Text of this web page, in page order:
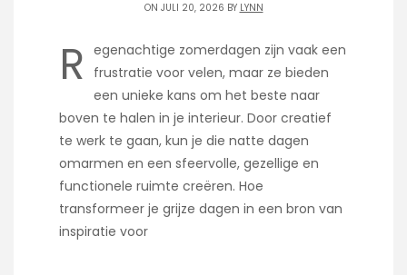
ON JULI 20, 2026 BY LYNN
R egenachtige zomerdagen zijn vaak een
frustratie voor velen, maar ze bieden
een unieke kans om het beste naar
boven te halen in je interieur. Door creatief
te werk te gaan, kun je die natte dagen
omarmen en een sfeervolle, gezellige en
functionele ruimte creëren. Hoe
transformeer je grijze dagen in een bron van
inspiratie voor